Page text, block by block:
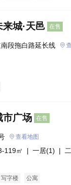
城·天邑 在售
段拖白路延长线
市广场 在售
查看地图
119㎡ | 一居(1) |
写字楼 公寓